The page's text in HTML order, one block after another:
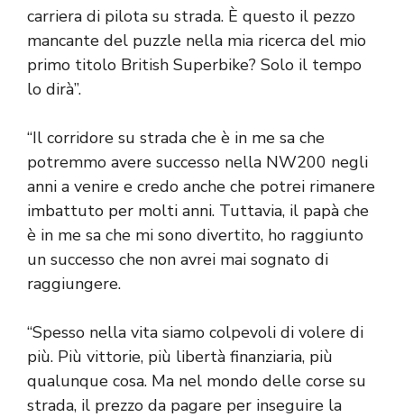
carriera di pilota su strada. È questo il pezzo
mancante del puzzle nella mia ricerca del mio
primo titolo British Superbike? Solo il tempo
lo dirà”.
“Il corridore su strada che è in me sa che
potremmo avere successo nella NW200 negli
anni a venire e credo anche che potrei rimanere
imbattuto per molti anni. Tuttavia, il papà che
è in me sa che mi sono divertito, ho raggiunto
un successo che non avrei mai sognato di
raggiungere.
“Spesso nella vita siamo colpevoli di volere di
più. Più vittorie, più libertà finanziaria, più
qualunque cosa. Ma nel mondo delle corse su
strada, il prezzo da pagare per inseguire la